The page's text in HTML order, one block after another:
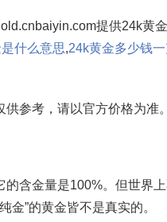
提供24k黄
什么意思,24k黄金多少钱
供参考，请以官方价格为准
的含金量是100%。但世界
金”的黄金皆不是真实的。